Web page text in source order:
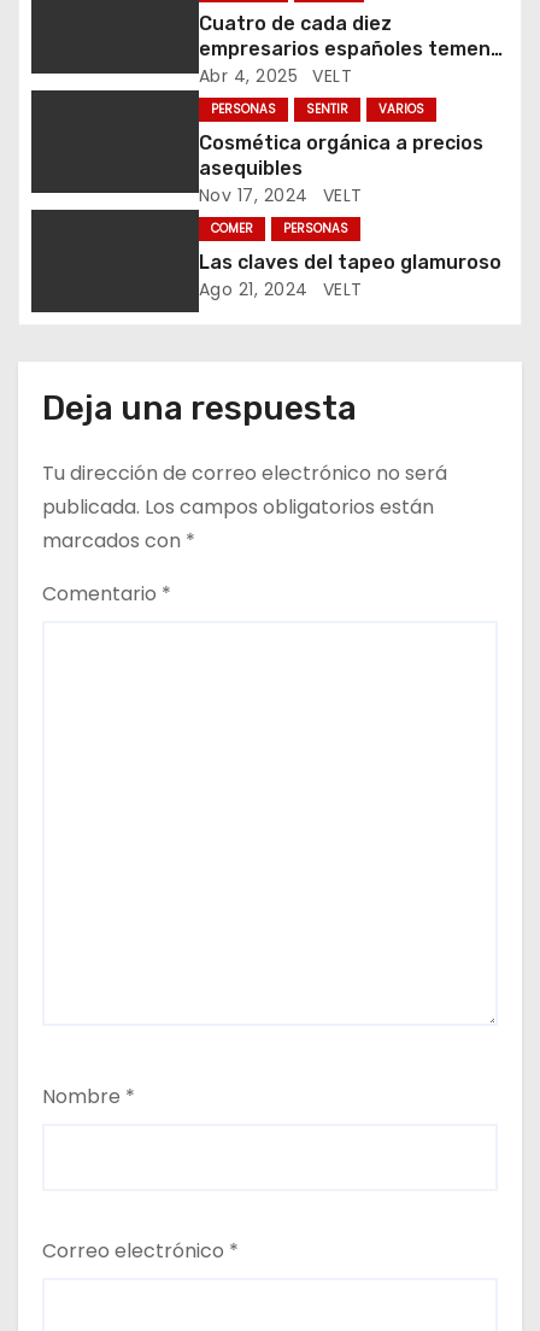
e
t
a
a
s
Cuatro de cada diez
empresarios españoles temen
que los aranceles frenen su
comercio exterior
Abr 4, 2025 VELT
PERSONAS SENTIR VARIOS
Cosmética orgánica a precios
asequibles
Nov 17, 2024 VELT
COMER PERSONAS
Las claves del tapeo glamuroso
Ago 21, 2024 VELT
Deja una respuesta
Tu dirección de correo electrónico no será
publicada. Los campos obligatorios están
marcados con *
Comentario *
Nombre *
Correo electrónico *